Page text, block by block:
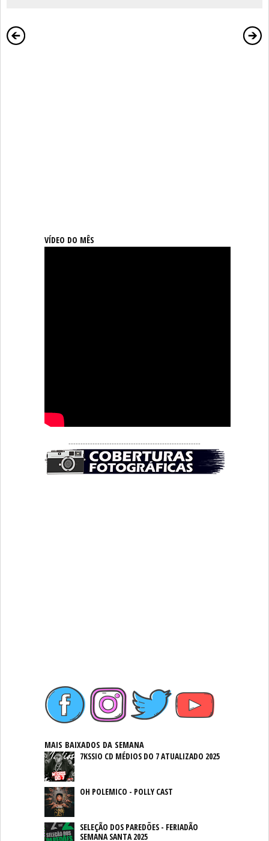
VÍDEO DO MÊS
-------------------------------------------------------
MAIS BAIXADOS DA SEMANA
7KSSIO CD MÉDIOS DO 7 ATUALIZADO 2025
OH POLEMICO - POLLY CAST
SELEÇÃO DOS PAREDÕES - FERIADÃO
SEMANA SANTA 2025